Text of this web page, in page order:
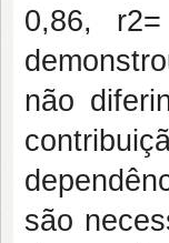
0,86,
não
são